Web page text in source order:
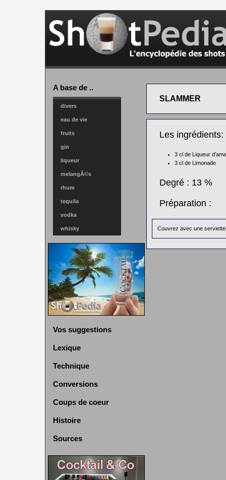
A base de ..
divers
eau de vie
fruits
gin
liqueur
melangÃ©s
rhum
tequila
vodka
whisky
Vos suggestions
Lexique
Technique
Conversions
Coups de coeur
Histoire
Sources
SLAMMER
Les ingrédients:
3 cl de Liqueur
3 cl de Limonade
Degré : 13 %
Préparation :
Couvrez avec une